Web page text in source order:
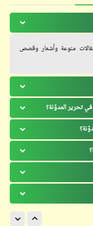
منوعة وأشعار وقصص
تحرير المدوّنة؟